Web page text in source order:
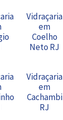
Vidraçaria
em
Coelho
Neto RJ
Vidraçaria
em
Cachambi
RJ